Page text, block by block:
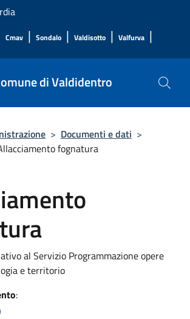
Cmav | Sondalo | Valdisotto | Valfurva |
di Valdidentro
> Documenti e dati >
fognatura
al Servizio Programmazione opere
e territorio
: